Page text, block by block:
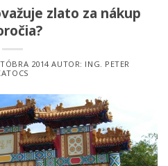
zlato za nákup
2014AUTOR: ING. PETER